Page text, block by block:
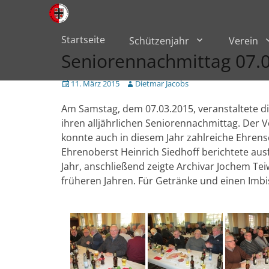
zum
Inhalt
überspringen
Primärmenü
Startseite Schützenjahr Verein
Seniorennachmittag
Veröffentlicht
11. März 2015 Author
Dietmar Jacobs
Am Samstag, dem 07.03.2015, veranstaltete
ihren alljährlichen Seniorennachmittag. Der
konnte auch in diesem Jahr zahlreiche
Ehrenoberst Heinrich Siedhoff berichtete
Jahr, anschließend zeigte Archivar Jochem
früheren Jahren. Für Getränke und einen